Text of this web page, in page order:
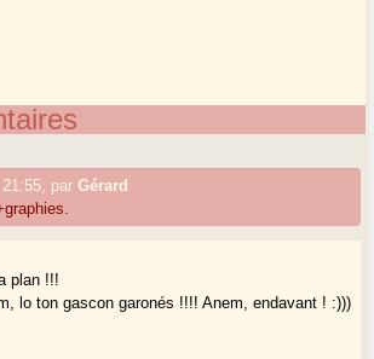
21:55 parGérard
plan !!!
lo ton gascon garonés !!!! Anem, endavant ! :)))